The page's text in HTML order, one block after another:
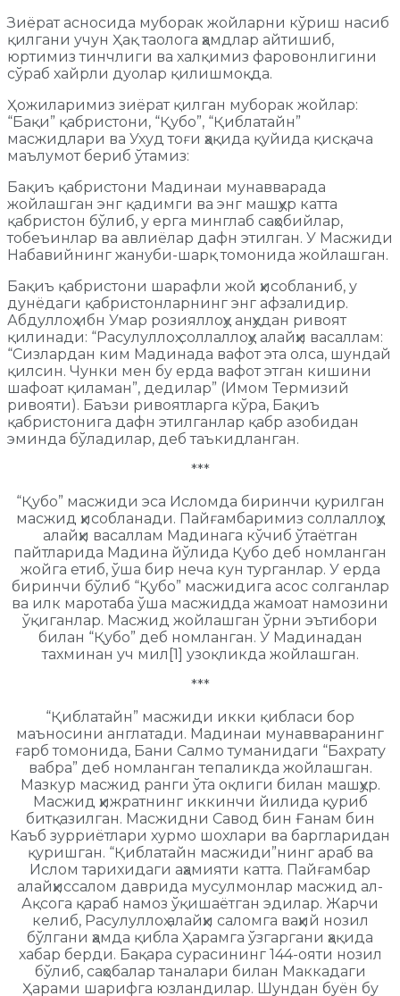
Зиёрат асносида муборак жойларни кўриш насиб
қилгани учун Ҳақ таолога ҳамдлар айтишиб,
юртимиз тинчлиги ва халқимиз фаровонлигини
сўраб хайрли дуолар қилишмоқда.
Ҳожиларимиз зиёрат қилган муборак жойлар:
“Бақи” қабристони, “Қубо”, “Қиблатайн”
масжидлари ва Ухуд тоғи ҳақида қуйида қисқача
маълумот бериб ўтамиз:
Бақиъ қабристони Мадинаи мунавварада
жойлашган энг қадимги ва энг машҳур катта
қабристон бўлиб, у ерга минглаб саҳобийлар,
тобеъинлар ва авлиёлар дафн этилган. У Масжиди
Набавийнинг жануби-шарқ томонида жойлашган.
Бақиъ қабристони шарафли жой ҳисобланиб, у
дунёдаги қабристонларнинг энг афзалидир.
Абдуллоҳ ибн Умар розияллоҳу анҳудан ривоят
қилинади: “Расулуллоҳ соллаллоҳу алайҳи васаллам:
“Сизлардан ким Мадинада вафот эта олса, шундай
қилсин. Чунки мен бу ерда вафот этган кишини
шафоат қиламан”, дедилар” (Имом Термизий
ривояти). Баъзи ривоятларга кўра, Бақиъ
қабристонига дафн этилганлар қабр азобидан
эминда бўладилар, деб таъкидланган.
***
“Қубо” масжиди эса Исломда биринчи қурилган
масжид ҳисобланади. Пайғамбаримиз соллаллоҳу
алайҳи васаллам Мадинага кўчиб ўтаётган
пайтларида Мадина йўлида Қубо деб номланган
жойга етиб, ўша бир неча кун турганлар. У ерда
биринчи бўлиб “Қубо” масжидига асос солганлар
ва илк маротаба ўша масжидда жамоат намозини
ўқиганлар. Масжид жойлашган ўрни эътибори
билан “Қубо” деб номланган. У Мадинадан
тахминан уч мил[1] узоқликда жойлашган.
***
“Қиблатайн” масжиди икки қибласи бор
маъносини англатади. Мадинаи мунавваранинг
ғарб томонида, Бани Салмо туманидаги “Бахрату
вабра” деб номланган тепаликда жойлашган.
Мазкур масжид ранги ўта оқлиги билан машҳур.
Масжид ҳижратнинг иккинчи йилида қуриб
битқазилган. Масжидни Савод бин Ғанам бин
Каъб зурриётлари хурмо шохлари ва баргларидан
қуришган. “Қиблатайн масжиди”нинг араб ва
Ислом тарихидаги аҳамияти катта. Пайғамбар
алайҳиссалом даврида мусулмонлар масжид ал-
Ақсога қараб намоз ўқишаётган эдилар. Жарчи
келиб, Расулуллоҳ алайҳи саломга ваҳий нозил
бўлгани ҳамда қибла Ҳарамга ўзгаргани ҳақида
хабар берди. Бақара сурасининг 144-ояти нозил
бўлиб, саҳобалар таналари билан Маккадаги
Ҳарами шарифга юзландилар. Шундан буён бу